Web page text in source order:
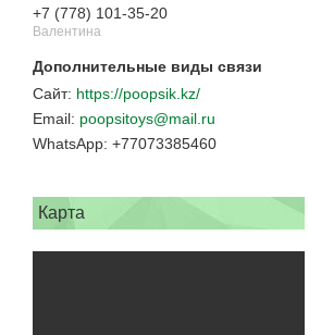
+7 (778) 101-35-20
Валентина
https://poopsik.kz/
poopsitoys@mail.ru
+77073385460
Карта